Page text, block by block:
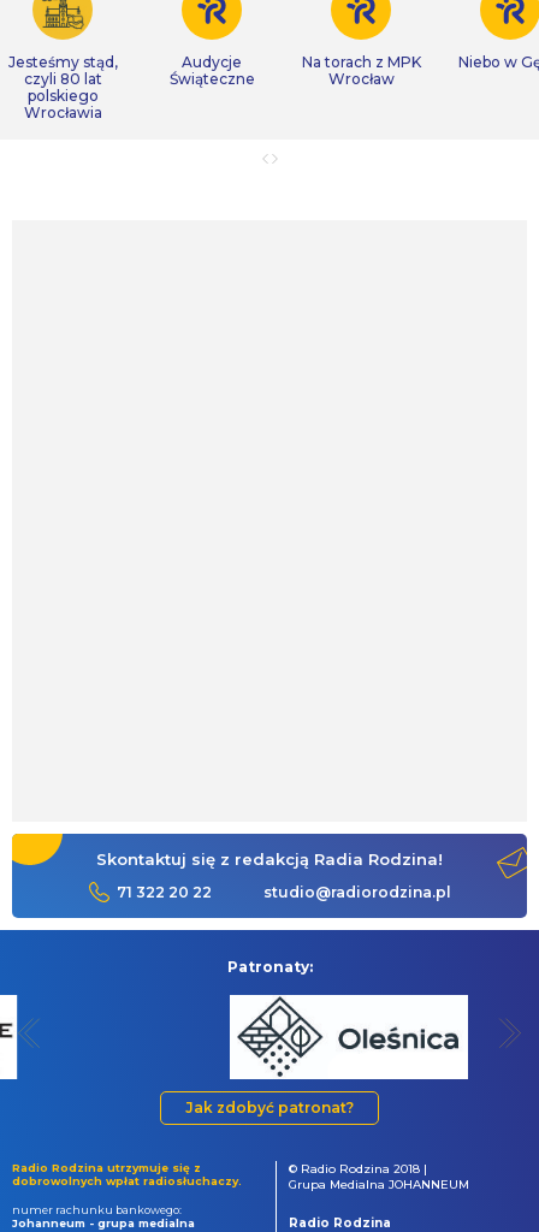
Jesteśmy stąd,
czyli 80 lat
polskiego
Wrocławia
Audycje
Świąteczne
Na torach z MPK
Wrocław
Niebo w
Skontaktuj się z redakcją Radia Rodzina!
71 322 20 22 studio@radiorodzina.pl
Patronaty:
Jak zdobyć patronat?
Radio Rodzina utrzymuje się z
dobrowolnych wpłat radiosłuchaczy.
numer rachunku bankowego:
Johanneum - grupa medialna
© Radio Rodzina 2018 |
Grupa Medialna JOHANNEUM
Radio Rodzina